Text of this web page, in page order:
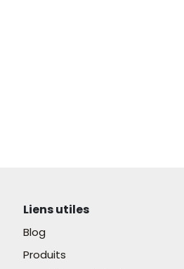
Liens utiles
Blog
Produits